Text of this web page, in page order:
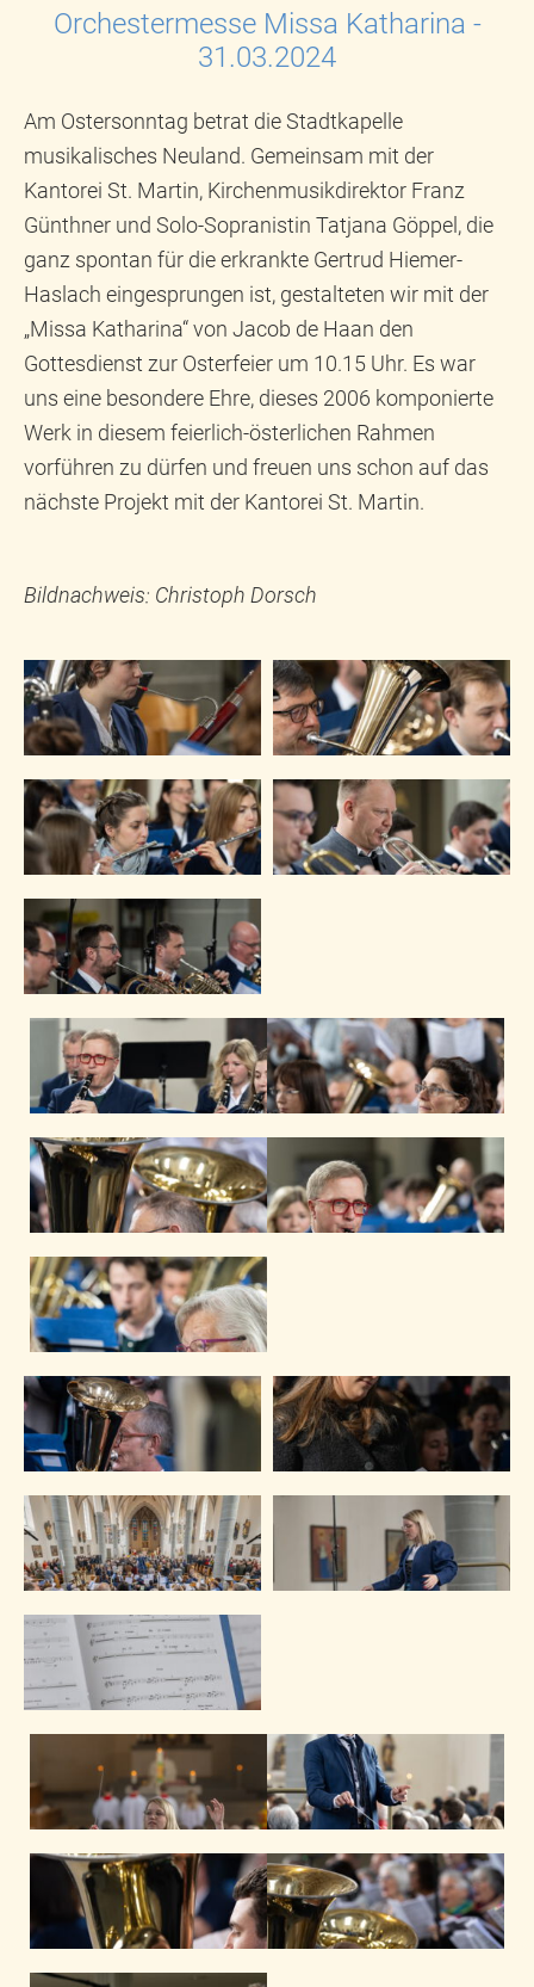
Orchestermesse Missa Katharina -
31.03.2024
Am Ostersonntag betrat die Stadtkapelle
musikalisches Neuland. Gemeinsam mit der
Kantorei St. Martin, Kirchenmusikdirektor Franz
Günthner und Solo-Sopranistin Tatjana Göppel, die
ganz spontan für die erkrankte Gertrud Hiemer-
Haslach eingesprungen ist, gestalteten wir mit der
„Missa Katharina“ von Jacob de Haan den
Gottesdienst zur Osterfeier um 10.15 Uhr. Es war
uns eine besondere Ehre, dieses 2006 komponierte
Werk in diesem feierlich-österlichen Rahmen
vorführen zu dürfen und freuen uns schon auf das
nächste Projekt mit der Kantorei St. Martin.
Bildnachweis: Christoph Dorsch